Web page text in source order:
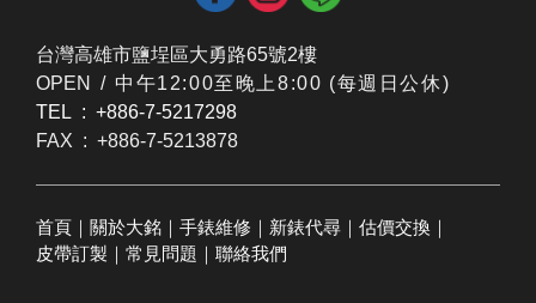
台灣高雄市鹽埕區大勇路65號2樓
OPEN / ​中午12:00至晚上8:00 (每週日公休)
TEL : +886-7-5217298
FAX : +886-7-5213878
首頁 ｜ 關於大銘 ｜ 手錶維修 ｜ 新錶代尋 ｜ 估價交換 ｜
皮帶訂製 ｜ 常見問題 ｜ 聯絡我們